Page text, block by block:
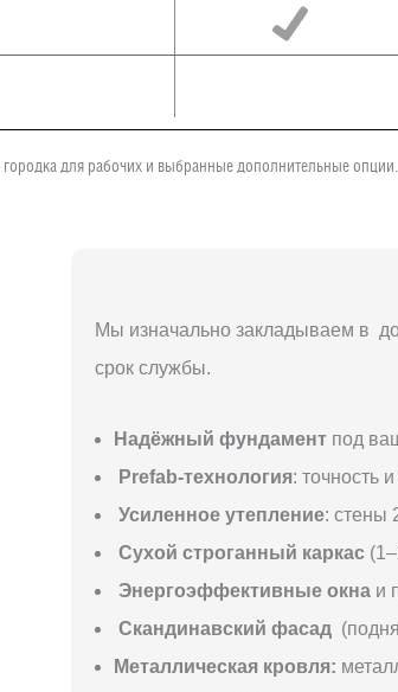
для рабочих и выбранные дополнительные опции.
Мы изначально закладываем в
срок службы.
Надёжный фундамент под
Prefab-технология: точность
Усиленное утепление: стены
Сухой строганный каркас
Энергоэффективные окна и
Скандинавский фасад
Металлическая кровля: